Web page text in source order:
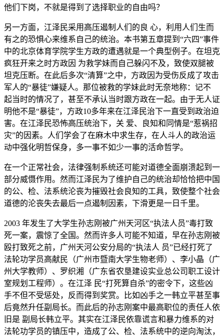
他们下岗，不就是得到了选择职业的自由吗？
另一方面，江泽民采用高压遏制人们的良 心，利用人们生而
有之的恐惧心来维系自己的统治。本书第五章提到“六四”事件
中的北京体育学院学生方政的遭遇就是一个典型例子。在坦克
疯狂开来之时方政因 为救学妹而自己躲闪不及，致使双腿被
坦克压断。在此后多次“清算”之中，方政因为受伤反成了攻击
军人的“暴徒”嫌疑人。那位被救的学妹此时无奈地称：记不
起当时的情况了，甚至不承认当时跟方政在一起。由于无人证
明他不是“暴徒”，方政10多年来在江泽民治下一直受到政治迫
害。在江泽民恐怖高压统治下，关 爱、良知和同情是“惹祸招
灾”的因素。人们学会了在麻木中求生存，在人斗人的政治运
动中强化明哲保身，多一事不如少一事的活命哲学。
在一个正常社会，法律强制系统还可能对道德全面崩溃起到一
部分威慑作用。然而江泽民为了维护自己的统治却恰恰把中国
的公、检、法系统沦丧为摧毁社会良知的工具，致使整个社会
道德的沦丧失去最后一点遏制因素，下滑更是一日千里。
2003 年发生了大学生孙志刚被广州天河区“执法人员”毒打致
死一案，震惊了全国。然而许多人可能不知道，早在孙志刚被
殴打致死之前，广州天河公安分局的“执法人 员”已经打死了
法轮功学员高献民（广州市暨南大学生物老师）、李小晶（广
州大学教师）、罗织湘（广东省农垦建设实业总公司职工设计
室规划工程师）。在江泽 民“打死算自杀”的密令下，这些凶
手不但不受惩处，反而得到奖赏。比如凶手之一韩立平甚至事
后竟然升任副局长。而此后的孙志刚案中最高职位的责任人依
旧是 副局长韩立平。其实在江泽民依靠谎言和暴力维系的对
法轮功学员的镇压中，造成了公、检、法系统中的逆向淘汰，